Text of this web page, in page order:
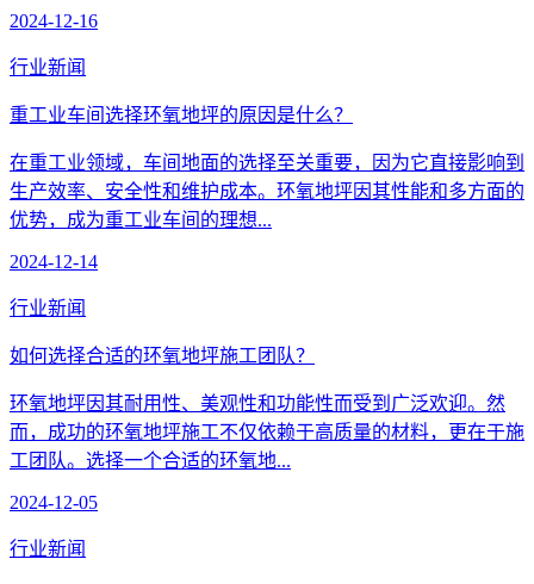
2024-12-16
行业新闻
重工业车间选择环氧地坪的原因是什么？
在重工业领域，车间地面的选择至关重要，因为它直接影响到
生产效率、安全性和维护成本。环氧地坪因其性能和多方面的
优势，成为重工业车间的理想...
2024-12-14
行业新闻
如何选择合适的环氧地坪施工团队？
环氧地坪因其耐用性、美观性和功能性而受到广泛欢迎。然
而，成功的环氧地坪施工不仅依赖于高质量的材料，更在于施
工团队。选择一个合适的环氧地...
2024-12-05
行业新闻